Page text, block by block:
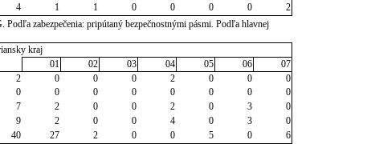
4 1 1 0 0 0 0
2
zabezpečenia: pripútaný bezpečnostnými pásmi. Podľa hlavnej
kraj
01
02 03 04 05 06
07
2 0 0 0 2 0 0
0
0 0 0 0 0 0 0
0
7 2 0 0 2 0 3
0
9 2 0 0 4 0 3
0
40 27 2 0 0 5 0
6